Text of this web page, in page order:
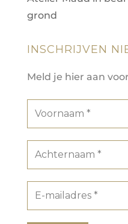
grond
INSCHRIJVEN
Meld je hier aan